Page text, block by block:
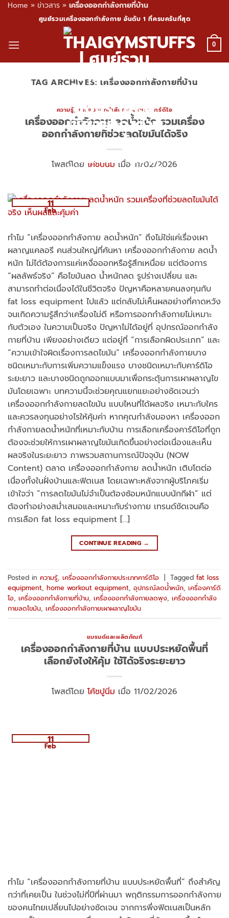
Home » ข่าวสาร » เครื่องออกกำลังกายที่บ้าน
content
ศูนย์รวมเครื่องออกกำลังกาย อันดับ 1 ที่ครบครันที่สุด
0
TAG ARCHIVES:เครื่องออกกำลังกายที่บ้าน
ความรู้, เครื่องออกกำลังกายประเภทคาร์ดิโอ
เครื่องออกกำลังกาย ลดน้ำหนัก รวมเครื่อง
ออกกำลังกายที่ช่วยลดไขมันได้จริง
โพสต์โดย โค้ชปูนิ่ม เมื่อ 11/02/2026
11
Feb
ทำไม “เครื่องออกกำลังกาย ลดน้ำหนัก” ถึงไม่ใช่แค่เรื่องเผา
ผลาญแคลอรี คนส่วนใหญ่ที่ค้นหา เครื่องออกกำลังกาย ลดน้ำ
หนัก ไม่ได้ต้องการแค่เหงื่อออกหรือรู้สึกเหนื่อย แต่ต้องการ
“ผลลัพธ์จริง” คือไขมันลด น้ำหนักลด รูปร่างเปลี่ยน และ
สามารถทำต่อเนื่องได้ในชีวิตจริง ปัญหาคือหลายคนลงทุนกับ
fat loss equipment ไปแล้ว แต่กลับไม่เห็นผลอย่างที่คาดหวัง
จนเกิดความรู้สึกว่าเครื่องไม่ดี หรือการออกกำลังกายไม่เหมาะ
กับตัวเอง ในความเป็นจริง ปัญหาไม่ได้อยู่ที่ อุปกรณ์ออกกำลัง
กายที่บ้าน เพียงอย่างเดียว แต่อยู่ที่ “การเลือกผิดประเภท” และ
“ความเข้าใจผิดเรื่องการลดไขมัน” เครื่องออกกำลังกายบาง
ชนิดเหมาะกับการเพิ่มความแข็งแรง บางชนิดเหมาะกับคาร์ดิโอ
ระยะยาว และบางชนิดถูกออกแบบมาเพื่อกระตุ้นการเผาผลาญไข
มันโดยเฉพาะ บทความนี้จะช่วยคุณแยกแยะอย่างชัดเจนว่า
เครื่องออกกำลังกายลดไขมัน แบบไหนที่ได้ผลจริง เหมาะกับใคร
และควรลงทุนอย่างไรให้คุ้มค่า หากคุณกำลังมองหา เครื่องออก
กำลังกายลดน้ำหนักที่เหมาะกับบ้าน การเลือกเครื่องคาร์ดิโอที่ถูก
ต้องจะช่วยให้การเผาผลาญไขมันเกิดขึ้นอย่างต่อเนื่องและเห็น
ผลจริงในระยะยาว ภาพรวมสถานการณ์ปัจจุบัน (NOW
Content) ตลาด เครื่องออกกำลังกาย ลดน้ำหนัก เติบโตต่อ
เนื่องทั้งในฝั่งบ้านและฟิตเนส โดยเฉพาะหลังจากผู้บริโภคเริ่ม
เข้าใจว่า “การลดไขมันไม่จำเป็นต้องซ้อมหนักแบบนักกีฬา” แต่
ต้องทำอย่างสม่ำเสมอและเหมาะกับร่างกาย เทรนด์ชัดเจนคือ
การเลือก fat loss equipment […]
CONTINUE READING →
Posted in ความรู้, เครื่องออกกำลังกายประเภทคาร์ดิโอ Tagged fat loss
equipment, home workout equipment, อุปกรณ์ลดน้ำหนัก, เครื่องคาร์ดิ
โอ, เครื่องออกกำลังกายที่บ้าน, เครื่องออกกำลังกายลดพุง, เครื่องออกกำลัง
กายลดไขมัน, เครื่องออกกำลังกายเผาผลาญไขมัน
แบรนด์และผลิตภัณฑ์
เครื่องออกกำลังกายที่บ้าน แบบประหยัดพื้นที่
เลือกยังไงให้คุ้ม ใช้ได้จริงระยะยาว
โพสต์โดย โค้ชปูนิ่ม เมื่อ 11/02/2026
11
Feb
ทำไม “เครื่องออกกำลังกายที่บ้าน แบบประหยัดพื้นที่” ถึงสำคัญ
กว่าที่เคยเป็น ในช่วงไม่กี่ปีที่ผ่านมา พฤติกรรมการออกกำลังกาย
ของคนไทยเปลี่ยนไปอย่างชัดเจน จากการพึ่งฟิตเนสเป็นหลัก